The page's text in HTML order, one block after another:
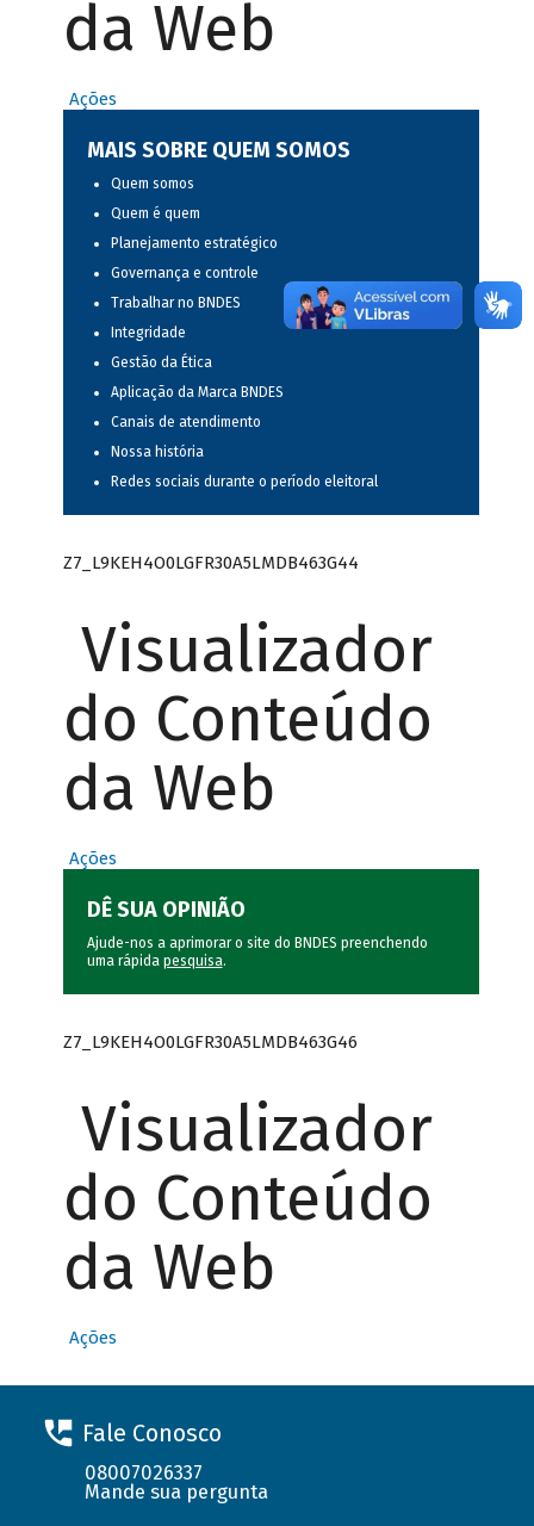
da Web
Ações
MAIS SOBRE QUEM SOMOS
Quem somos
Quem é quem
Planejamento estratégico
Governança e controle
Trabalhar no BNDES
Integridade
Gestão da Ética
Aplicação da Marca BNDES
Canais de atendimento
Nossa história
Redes sociais durante o período eleitoral
Z7_L9KEH4O0LGFR30A5LMDB463G44
Visualizador
do Conteúdo
da Web
Ações
DÊ SUA OPINIÃO
Ajude-nos a aprimorar o site do BNDES preenchendo
uma rápida pesquisa.
Z7_L9KEH4O0LGFR30A5LMDB463G46
Visualizador
do Conteúdo
da Web
Ações
Fale Conosco
08007026337
Mande sua pergunta